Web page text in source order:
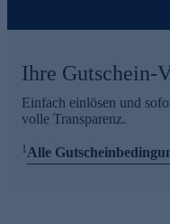
Ihre Gutschein-
Einfach einlösen und
volle Transparenz.
1Alle